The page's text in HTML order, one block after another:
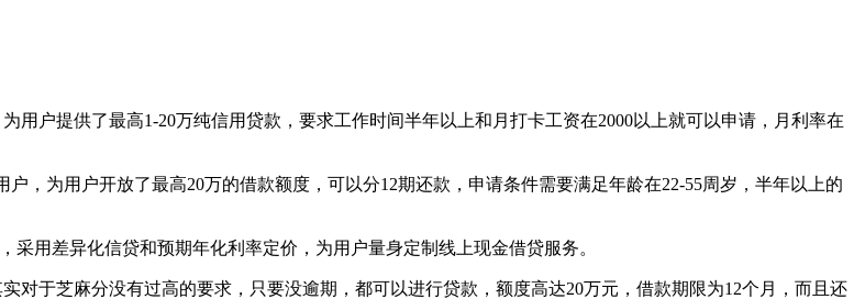
用户提供了最高1-20万纯信用贷款，要求工作时间半年以上和月打卡工资在2000以上就可以申请，月利率在
，为用户开放了最高20万的借款额度，可以分12期还款，申请条件需要满足年龄在22-55周岁，半年以上的
采用差异化信贷和预期年化利率定价，为用户量身定制线上现金借贷服务。
对于芝麻分没有过高的要求，只要没逾期，都可以进行贷款，额度高达20万元，借款期限为12个月，而且还